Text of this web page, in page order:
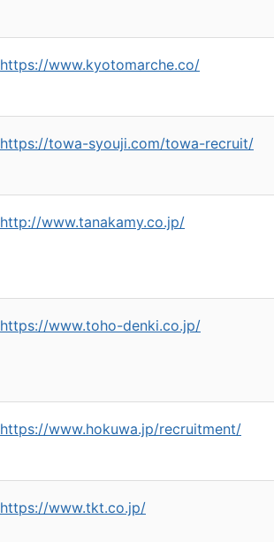
https://www.kyotomarche.co/
https://towa-syouji.com/towa-recruit/
http://www.tanakamy.co.jp/
https://www.toho-denki.co.jp/
https://www.hokuwa.jp/recruitment/
https://www.tkt.co.jp/